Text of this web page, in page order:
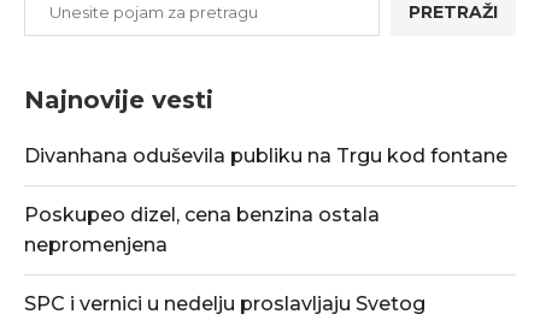
PRETRAŽI
Najnovije vesti
Divanhana oduševila publiku na Trgu kod fontane
Poskupeo dizel, cena benzina ostala
nepromenjena
SPC i vernici u nedelju proslavljaju Svetog